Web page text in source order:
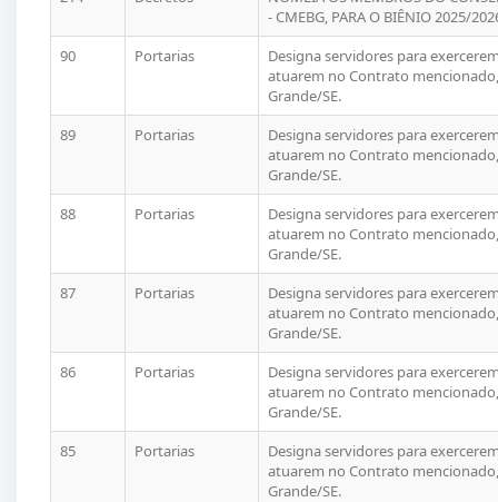
- CMEBG, PARA O BIÊNIO 2025/
90
Portarias
Designa servidores para
atuarem no Contrato
Grande/SE.
89
Portarias
Designa servidores para
atuarem no Contrato
Grande/SE.
88
Portarias
Designa servidores para
atuarem no Contrato
Grande/SE.
87
Portarias
Designa servidores para
atuarem no Contrato
Grande/SE.
86
Portarias
Designa servidores para
atuarem no Contrato
Grande/SE.
85
Portarias
Designa servidores para
atuarem no Contrato
Grande/SE.